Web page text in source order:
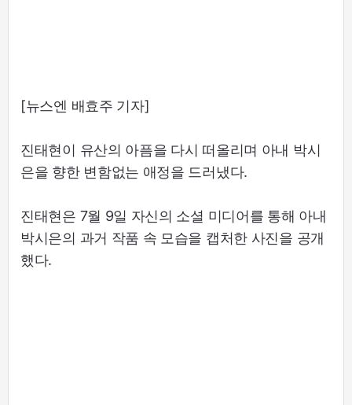
[뉴스엔 배효주 기자]
진태현이 유산의 아픔을 다시 떠올리며 아내 박시
은을 향한 변함없는 애정을 드러냈다.
진태현은 7월 9일 자신의 소셜 미디어를 통해 아내
박시은의 과거 작품 속 모습을 캡처한 사진을 공개
했다.